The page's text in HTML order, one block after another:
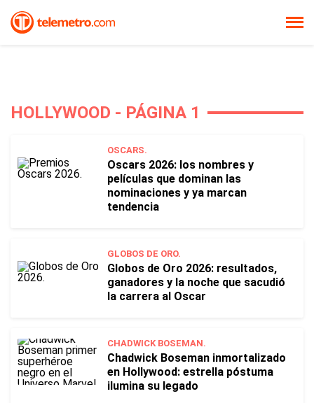
HOLLYWOOD - PÁGINA 1
OSCARS.
Oscars 2026: los nombres y
películas que dominan las
nominaciones y ya marcan
tendencia
GLOBOS DE ORO.
Globos de Oro 2026: resultados,
ganadores y la noche que sacudió
la carrera al Oscar
CHADWICK BOSEMAN.
Chadwick Boseman inmortalizado
en Hollywood: estrella póstuma
ilumina su legado